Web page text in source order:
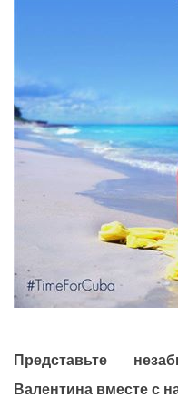
Представьте
Валентина вместе с